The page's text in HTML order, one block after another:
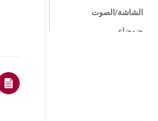
الشاشة/الصوت
ضوضاء